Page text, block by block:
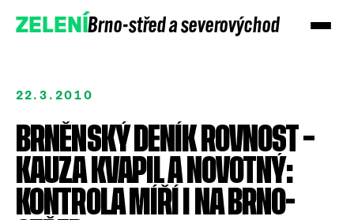
ZELENÍBrno-střed a severovýchod
22.3.2010
BRNĚNSKÝ DENÍK ROVNOST –
KAUZA KVAPIL A NOVOTNÝ:
KONTROLA MÍŘÍ I NA BRNO-